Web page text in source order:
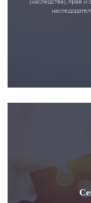
(наследства), прав